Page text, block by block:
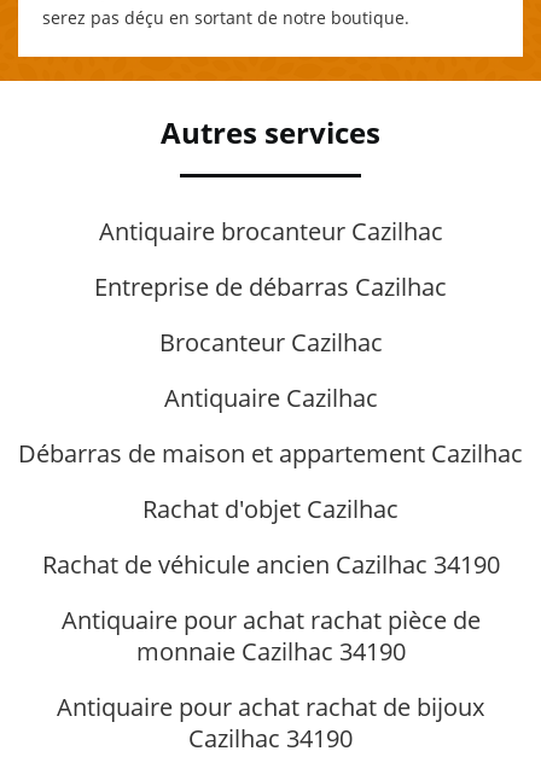
serez pas déçu en sortant de notre boutique.
Autres services
Antiquaire brocanteur Cazilhac
Entreprise de débarras Cazilhac
Brocanteur Cazilhac
Antiquaire Cazilhac
Débarras de maison et appartement Cazilhac
Rachat d'objet Cazilhac
Rachat de véhicule ancien Cazilhac 34190
Antiquaire pour achat rachat pièce de
monnaie Cazilhac 34190
Antiquaire pour achat rachat de bijoux
Cazilhac 34190